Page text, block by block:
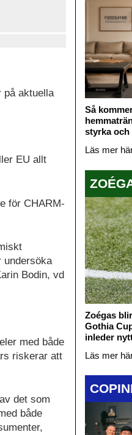
på aktuella
EU allt
för CHARM-
undersöka
Bodin, vd
med både
riskerar att
det som
både
Så
styrka
Läs mer
Zoégas
Gothia
inleder
Läs mer